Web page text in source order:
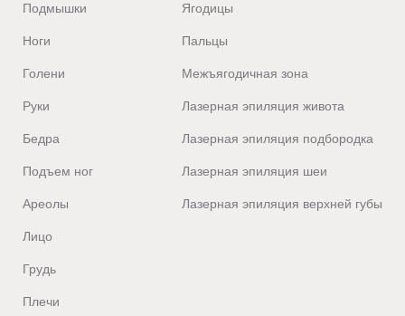
Подмышки
Ноги
Голени
Руки
Бедра
Подъем ног
Ареолы
Лицо
Грудь
Плечи
Ягодицы
Пальцы
Межъягодичная зона
Лазерная эпиляция живота
Лазерная эпиляция подбородка
Лазерная эпиляция шеи
Лазерная эпиляция верхней губы